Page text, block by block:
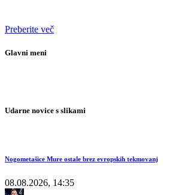
Preberite več
Glavni meni
Udarne novice s slikami
Nogometašice Mure ostale brez evropskih tekmovanj
08.08.2026, 14:35